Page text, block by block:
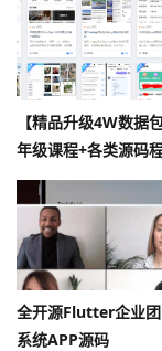
【精品升级4W数据
年级课程+各类源码
板-等各资源
全开源Flutter企业
系统APP源码